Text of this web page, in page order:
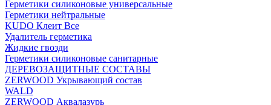
Герметики силиконовые универсальные
Герметики нейтральные
KUDO Клеит Все
Удалитель герметика
Жидкие гвозди
Герметики силиконовые санитарные
ДЕРЕВОЗАЩИТНЫЕ СОСТАВЫ
ZERWOOD Укрывающий состав
WALD
ZERWOOD Аквалазурь